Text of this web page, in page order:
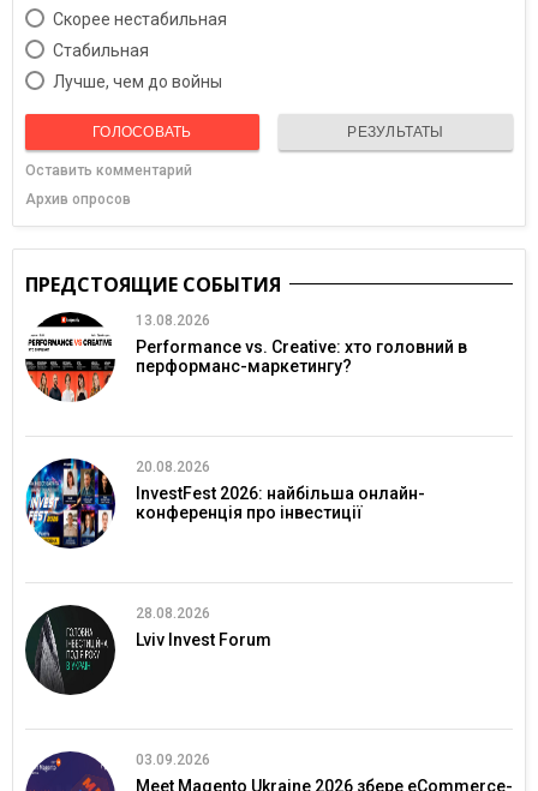
Скорее нестабильная
Cтабильная
Лучше, чем до войны
ГОЛОСОВАТЬ РЕЗУЛЬТАТЫ
Оставить комментарий
Архив опросов
ПРЕДСТОЯЩИЕ СОБЫТИЯ
13.08.2026
Performance vs. Creative: хто головний в
перформанс-маркетингу?
20.08.2026
InvestFest 2026: найбільша онлайн-
конференція про інвестиції
28.08.2026
Lviv Invest Forum
03.09.2026
Meet Magento Ukraine 2026 збере eCommerce-